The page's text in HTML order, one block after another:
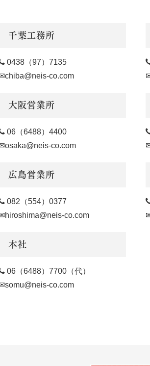
千葉工務所
0438（97）7135
co.com
大阪営業所
06（6488）4400
co.com
広島営業所
082（554）0377
co.com
本社
06（6488）7700（代）
co.com